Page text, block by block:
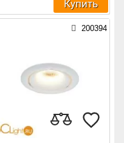
Купить
200394